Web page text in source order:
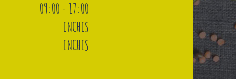
09:00 - 17:00
INCHIS
INCHIS